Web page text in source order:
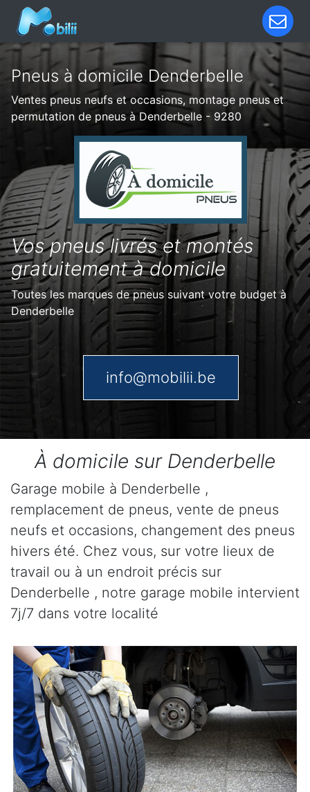
Pneus à domicile Denderbelle
Ventes pneus neufs et occasions, montage pneus et
permutation de pneus à Denderbelle - 9280
Vos pneus livrés et montés
gratuitement à domicile
Toutes les marques de pneus suivant votre budget à
Denderbelle
info@mobilii.be
À domicile sur Denderbelle
Garage mobile à Denderbelle ,
remplacement de pneus, vente de pneus
neufs et occasions, changement des pneus
hivers été. Chez vous, sur votre lieux de
travail ou à un endroit précis sur
Denderbelle , notre garage mobile intervient
7j/7 dans votre localité